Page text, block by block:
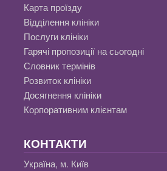
Карта проїзду
Відділення клініки
Послуги клініки
Гарячі пропозиції на сьогодні
Словник термінів
Розвиток клініки
Досягнення клініки
Корпоративним клієнтам
КОНТАКТИ
Україна, м. Київ